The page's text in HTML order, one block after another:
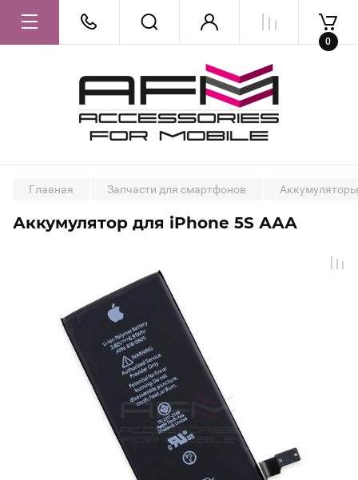
0
Главная Запчасти для смартфонов Аккумуляторы
Аккумулятор для iPhone 5S ААА